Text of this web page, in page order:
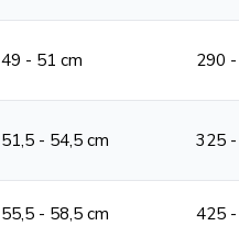
49 - 51 cm 290
51,5 - 54,5 cm 325
55,5 - 58,5 cm 425